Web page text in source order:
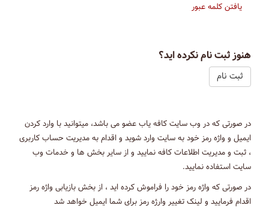
یافتن کلمه عبور
هنوز ثبت نام نکرده اید؟
ثبت نام
در صورتی که در وب سایت کافه یاب عضو می باشد، میتوانید با وارد کردن
ایمیل و واژه رمز خود به سایت وارد شوید و اقدام به مدیریت حساب کاربری
، ثبت و مدیریت اطلاعات کافه نمایید و از سایر بخش ها و خدمات وب
سایت استفاده نمایید.
در صورتی که واژه رمز خود را فراموش کرده اید ، از بخش بازیابی واژه رمز
اقدام فرمایید و لینک تغییر وارژه رمز برای شما ایمیل خواهد شد